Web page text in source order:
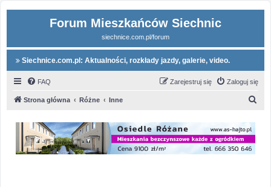
Forum Mieszkańców Siechnic
siechnice.com.pl/forum
Siechnice.com.pl: Aktualności, rozkłady jazdy, galerie, video.
FAQ Zaloguj się
Zarejestruj się
Strona główna Różne Inne